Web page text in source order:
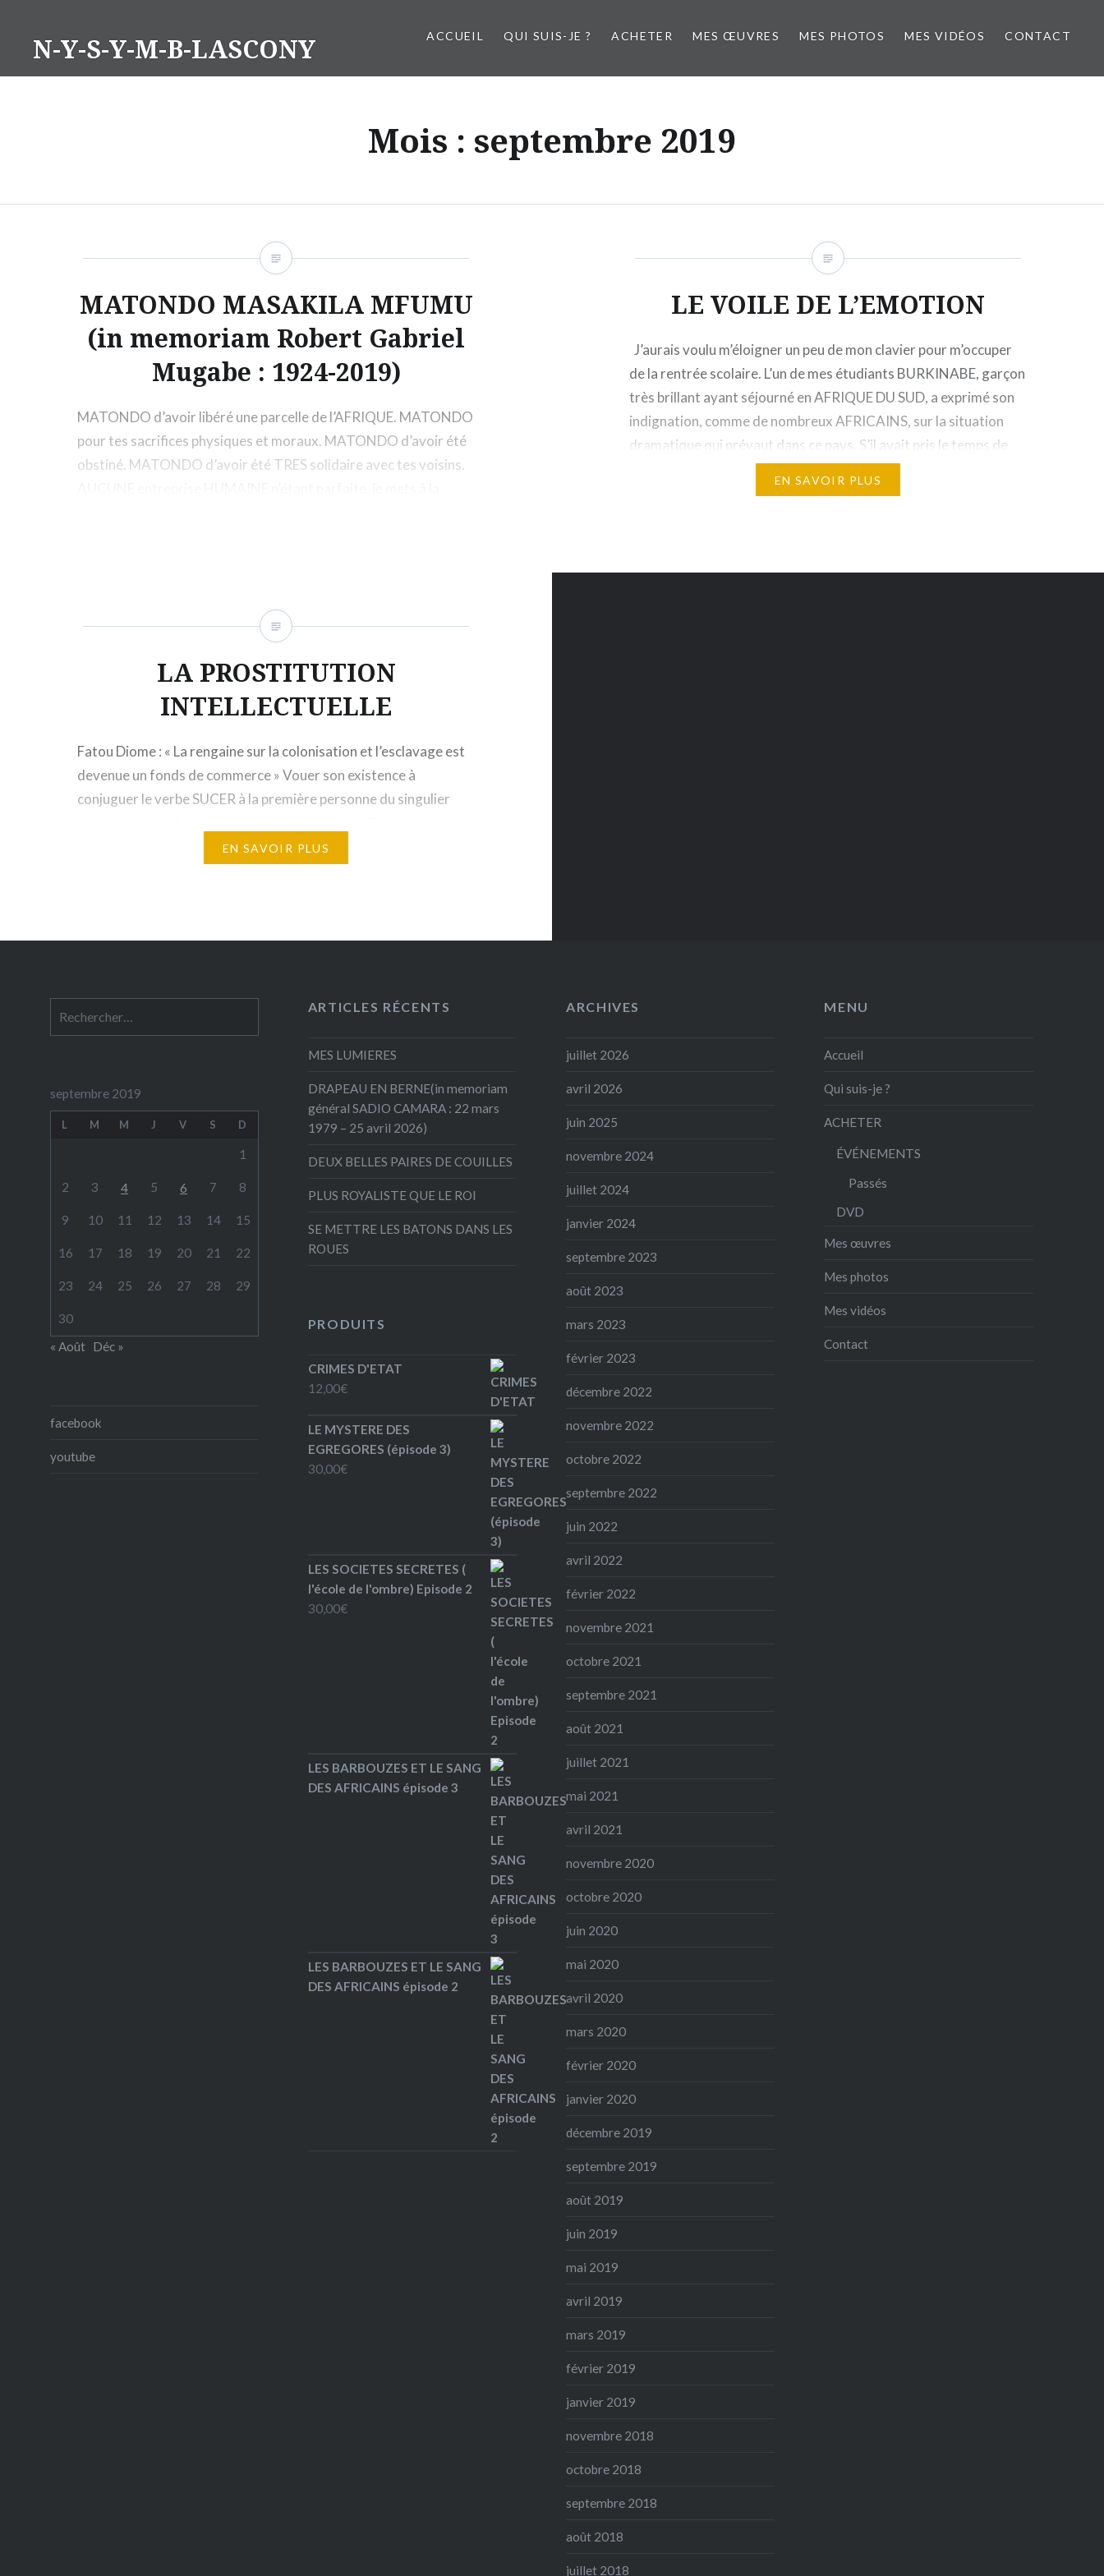
contenuN-Y-S-Y-M-B-LASCONY ACCUEIL QUI SUIS-JE ? ACHETER MES ŒUVRES MES PHOTOS MES VIDÉOS CONTACT
Mois : septembre 2019
MATONDO MASAKILA MFUMU
(in memoriam Robert Gabriel
Mugabe : 1924-2019)
MATONDO d’avoir libéré une parcelle de l’AFRIQUE. MATONDO
pour tes sacrifices physiques et moraux. MATONDO d’avoir été
obstiné. MATONDO d’avoir été TRES solidaire avec tes voisins.
LE VOILE DE L’EMOTION
J’aurais voulu m’éloigner un peu de mon clavier pour m’occuper
de la rentrée scolaire. L’un de mes étudiants BURKINABE, garçon
très brillant ayant séjourné en AFRIQUE DU SUD, a exprimé son
indignation, comme de nombreux AFRICAINS, sur la situation
dramatique qui prévaut dans ce pays. S’il avait pris le temps de
visiter les TOWNSHIPS…
EN SAVOIR PLUS
LA PROSTITUTION
INTELLECTUELLE
Fatou Diome : « La rengaine sur la colonisation et l’esclavage est
devenue un fonds de commerce » Vouer son existence à
conjuguer le verbe SUCER à la première personne du singulier
souffrance de ses ANCETRES est une des voies royales qui
pourrait vous garantir un strapontin chez…
EN SAVOIR PLUS
ARTICLES RÉCENTS
MES LUMIERES
DRAPEAU EN BERNE(in memoriam
général SADIO CAMARA : 22 mars
1979 – 25 avril 2026)
DEUX BELLES PAIRES DE COUILLES
PLUS ROYALISTE QUE LE ROI
SE METTRE LES BATONS DANS LES
ROUES
ARCHIVES
juillet 2026
avril 2026
juin 2025
novembre 2024
juillet 2024
janvier 2024
septembre 2023
août 2023
mars 2023
février 2023
décembre 2022
novembre 2022
octobre 2022
septembre 2022
juin 2022
avril 2022
février 2022
novembre 2021
octobre 2021
septembre 2021
août 2021
juillet 2021
mai 2021
avril 2021
novembre 2020
octobre 2020
juin 2020
mai 2020
avril 2020
mars 2020
février 2020
janvier 2020
décembre 2019
septembre 2019
août 2019
juin 2019
mai 2019
avril 2019
mars 2019
février 2019
janvier 2019
novembre 2018
octobre 2018
septembre 2018
août 2018
juillet 2018
MENU
Accueil
Qui suis-je ?
ACHETER
ÉVÉNEMENTS
Passés
DVD
Mes œuvres
Mes photos
Mes vidéos
Contact
septembre 2019
L M M J V S D
1
2 3 4 5 6 7 8
9 10 11 12 13 14 15
16 17 18 19 20 21 22
23 24 25 26 27 28 29
30
« Août
Déc »
PRODUITS
CRIMES D'ETAT
12,00€
LE MYSTERE DES
EGREGORES (épisode 3)
30,00€
LES SOCIETES SECRETES (
l'école de l'ombre) Episode 2
30,00€
LES BARBOUZES ET LE SANG
DES AFRICAINS épisode 3
LES BARBOUZES ET LE SANG
DES AFRICAINS épisode 2
facebook
youtube